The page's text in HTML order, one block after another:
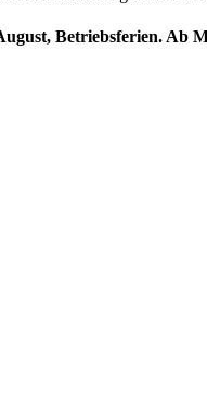
Betriebsferien. Ab